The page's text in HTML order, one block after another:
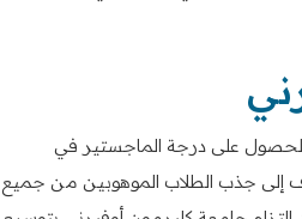
على درجة الماجستير في
إلى جذب الطلاب الموهوبين من جميع